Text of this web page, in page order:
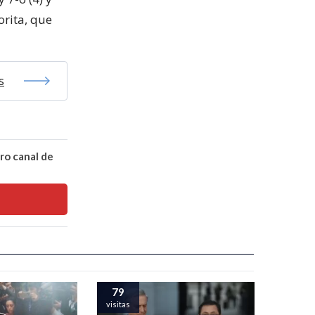
que
canal de
79
visitas